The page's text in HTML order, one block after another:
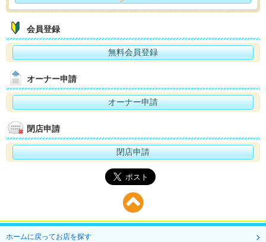
会員登録
無料会員登録
オーナー申請
オーナー申請
閉店申請
閉店申請
ホームに戻ってお店を探す